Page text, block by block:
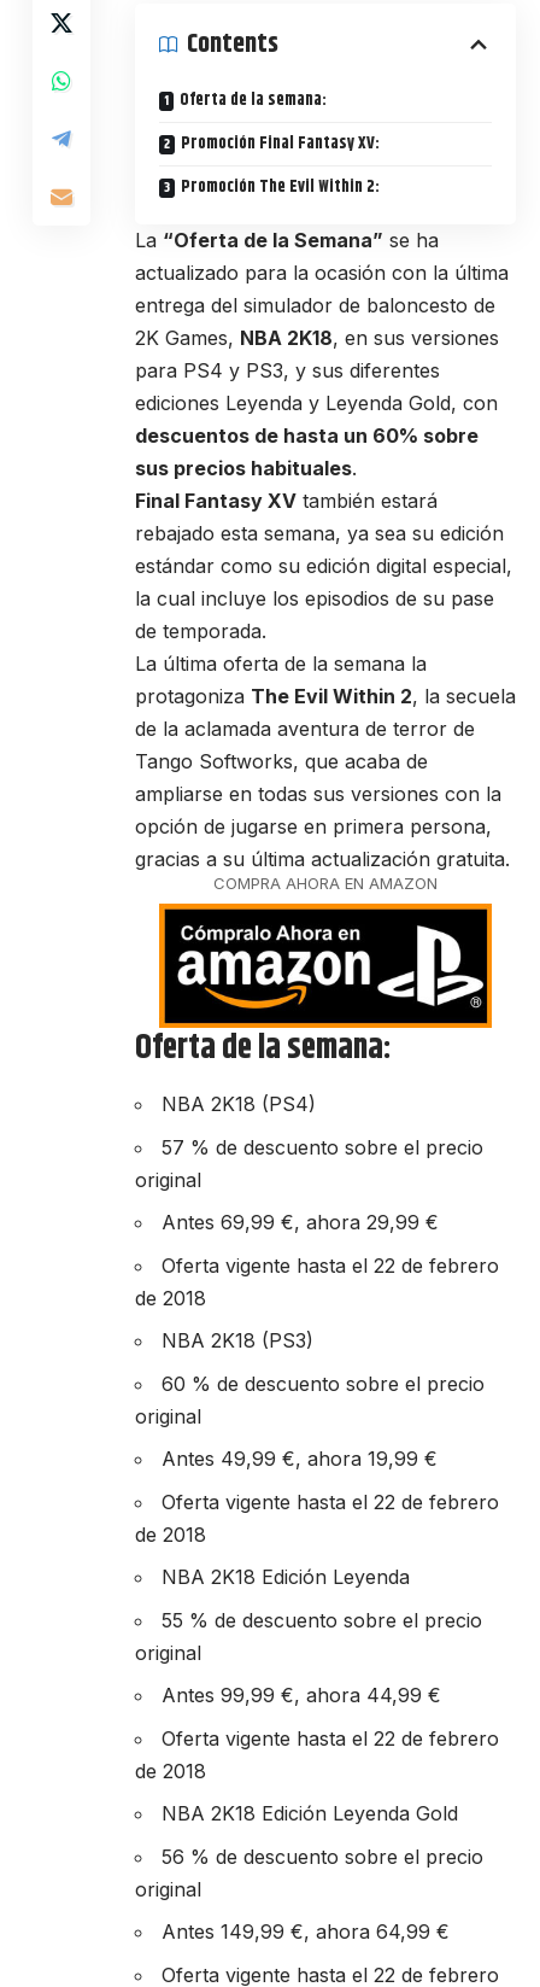
Contents
Oferta de la semana:
Promoción Final Fantasy XV:
Promoción The Evil Within 2:
La “Oferta de la Semana” se ha
actualizado para la ocasión con la última
entrega del simulador de baloncesto de
2K Games, NBA 2K18, en sus versiones
para PS4 y PS3, y sus diferentes
ediciones Leyenda y Leyenda Gold, con
descuentos de hasta un 60% sobre
sus precios habituales.
Final Fantasy XV también estará
rebajado esta semana, ya sea su edición
estándar como su edición digital especial,
la cual incluye los episodios de su pase
de temporada.
La última oferta de la semana la
protagoniza The Evil Within 2, la secuela
de la aclamada aventura de terror de
Tango Softworks, que acaba de
ampliarse en todas sus versiones con la
opción de jugarse en primera persona,
gracias a su última actualización gratuita.
COMPRA AHORA EN AMAZON
Oferta de la semana:
NBA 2K18 (PS4)
57 % de descuento sobre el precio
original
Antes 69,99 €, ahora 29,99 €
Oferta vigente hasta el 22 de febrero
de 2018
NBA 2K18 (PS3)
60 % de descuento sobre el precio
original
Antes 49,99 €, ahora 19,99 €
Oferta vigente hasta el 22 de febrero
de 2018
NBA 2K18 Edición Leyenda
55 % de descuento sobre el precio
original
Antes 99,99 €, ahora 44,99 €
Oferta vigente hasta el 22 de febrero
de 2018
NBA 2K18 Edición Leyenda Gold
56 % de descuento sobre el precio
original
Antes 149,99 €, ahora 64,99 €
Oferta vigente hasta el 22 de febrero